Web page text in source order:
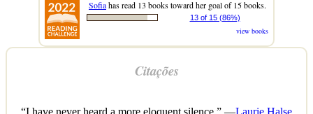
Sofiahas read 13 books toward her goal of 15 books.
13 of 15 (86%)
view books
Citações
“I have never heard a more eloquent silence.” —Laurie Halse